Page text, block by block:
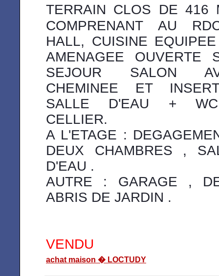
TERRAIN CLOS DE 416
COMPRENANT AU
HALL, CUISINE
AMENAGEE OUVERTE
SEJOUR SALON
CHEMINEE ET
SALLE D'EAU +
CELLIER.
A L'ETAGE :
DEUX CHAMBRES ,
D'EAU .
AUTRE : GARAGE ,
ABRIS DE JARDIN .
VENDU
achat maison � LOCTUDY